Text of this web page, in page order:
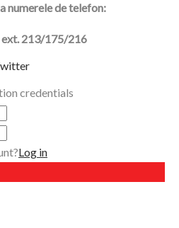
numerele de telefon:
ext. 213/175/216
credentials
Log in